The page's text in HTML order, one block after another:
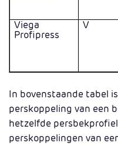
Viega
Profipress
V
In bovenstaande tabel
perskoppeling van een
hetzelfde
perskoppelingen van